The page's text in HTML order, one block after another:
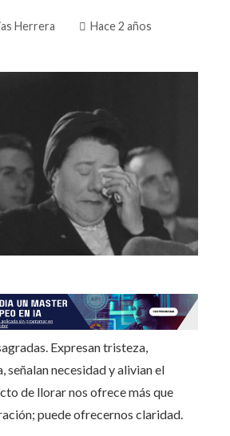
Herrera Hace 2 años
Expresan tristeza,
señalan necesidad y alivian el
de llorar nos ofrece más que
puede ofrecernos claridad.